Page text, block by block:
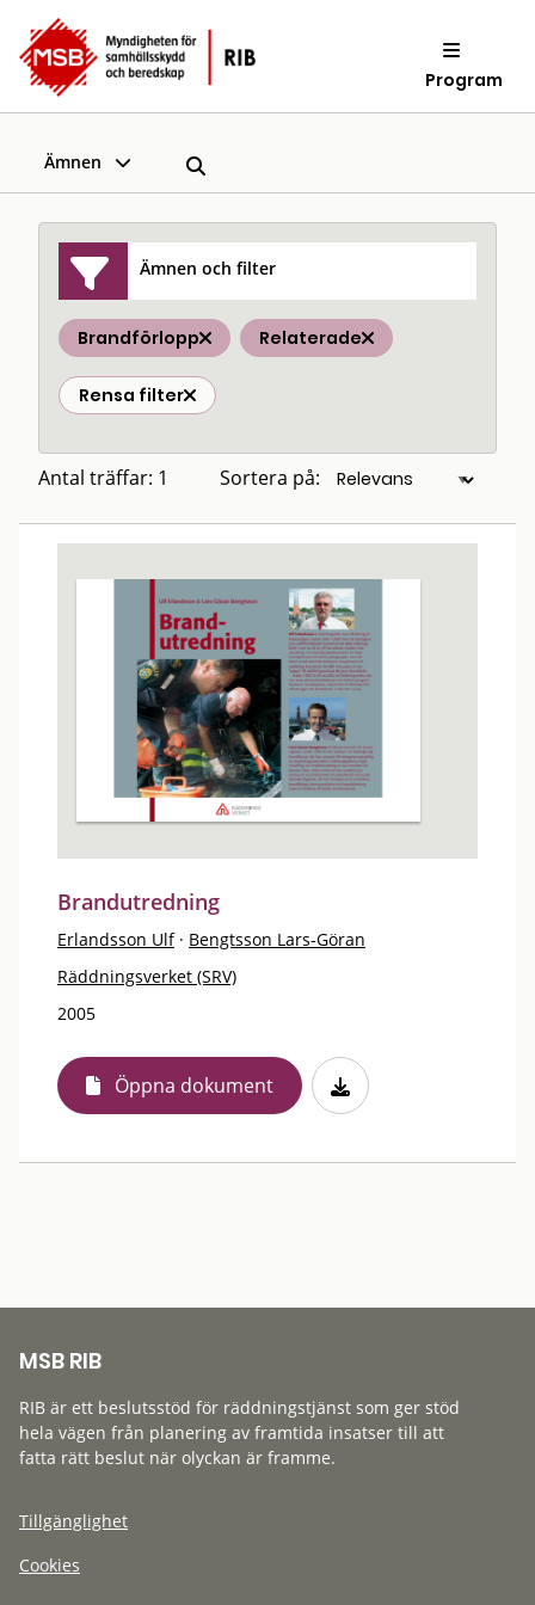
Program
Ämnen
Ämnen och filter
Brandförlopp Relaterade
Rensa filter
Antal träffar: 1 Sortera på:
Brandutredning
Erlandsson Ulf · Bengtsson Lars-Göran
Räddningsverket (SRV)
2005
Öppna dokument
MSB RIB
RIB är ett beslutsstöd för räddningstjänst som ger stöd
hela vägen från planering av framtida insatser till att
fatta rätt beslut när olyckan är framme.
Tillgänglighet
Cookies